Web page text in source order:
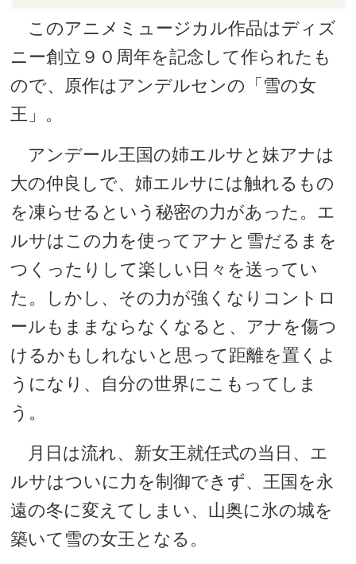
このアニメミュージカル作品はディズ
ニー創立９０周年を記念して作られたも
ので、原作はアンデルセンの「雪の女
王」。
アンデール王国の姉エルサと妹アナは
大の仲良しで、姉エルサには触れるもの
を凍らせるという秘密の力があった。エ
ルサはこの力を使ってアナと雪だるまを
つくったりして楽しい日々を送ってい
た。しかし、その力が強くなりコントロ
ールもままならなくなると、アナを傷つ
けるかもしれないと思って距離を置くよ
うになり、自分の世界にこもってしま
う。
月日は流れ、新女王就任式の当日、エ
ルサはついに力を制御できず、王国を永
遠の冬に変えてしまい、山奥に氷の城を
築いて雪の女王となる。